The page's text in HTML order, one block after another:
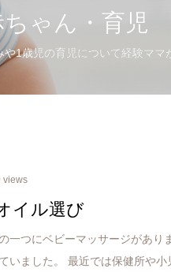
ゃん・育児
1歳児の育児について経験ママ
views
イル選び
一つにベビーマッサージがあり
いました。 最近では保健所や小